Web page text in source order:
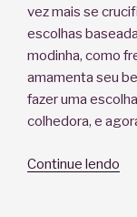
vez mais se
escolhas
modinha, como
amamenta seu
fazer uma
colhedora, e
Continue lendo